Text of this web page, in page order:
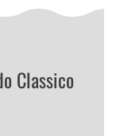
Classico